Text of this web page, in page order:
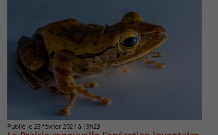
Publié le 23 février 2021 à 13h23